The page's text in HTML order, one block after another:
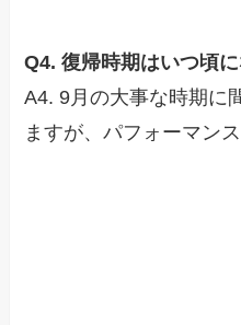
Q4. 復帰時期はいつ頃
A4. 9月の大事な時期に
ますが、パフォーマン